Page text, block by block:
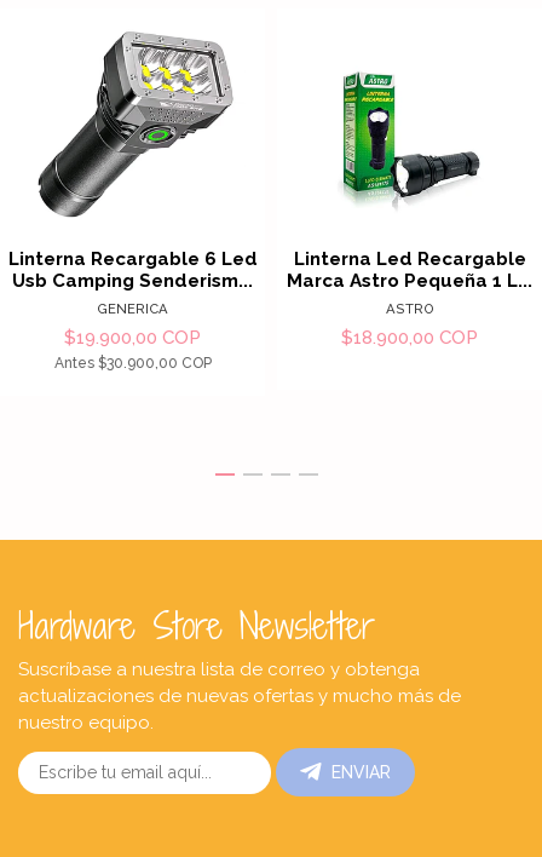
Linterna Recargable 6 Led
Usb Camping Senderism...
GENERICA
$19.900,00 COP
Antes $30.900,00 COP
Linterna Led Recargable
Marca Astro Pequeña 1 L...
ASTRO
$18.900,00 COP
Hardware Store Newsletter
Suscríbase a nuestra lista de correo y obtenga
actualizaciones de nuevas ofertas y mucho más de
nuestro equipo.
ENVIAR